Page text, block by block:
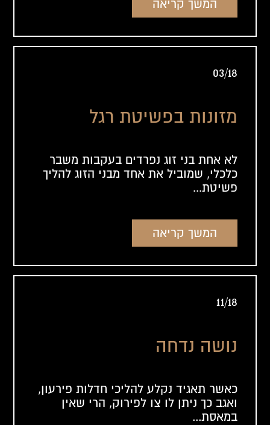
המשך קריאה
03/18
מזונות בפשיטת רגל
לא אחת בני זוג נפרדים בעקבות משבר
כלכלי, שמוביל את אחד מבני הזוג להליך
פשיטת...
המשך קריאה
11/18
נושה נדחה
כאשר תאגיד נקלע להליכי חדלות פירעון,
ואגב כך ניתן לו צו לפירוק, הרי שאין
במאסת...